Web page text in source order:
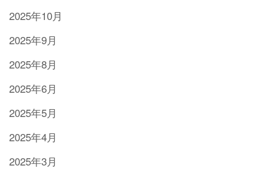
2025年10月
2025年9月
2025年8月
2025年6月
2025年5月
2025年4月
2025年3月